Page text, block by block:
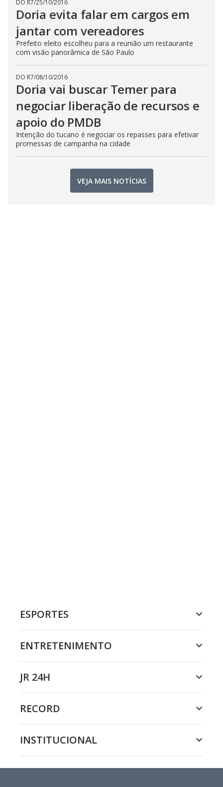
DO R7/25/10/2016
Doria evita falar em cargos em
jantar com vereadores
Prefeito eleito escolheu para a reunião um restaurante
com visão panorâmica de São Paulo
DO R7/08/10/2016
Doria vai buscar Temer para
negociar liberação de recursos e
apoio do PMDB
Intenção do tucano é negociar os repasses para efetivar
promessas de campanha na cidade
VEJA MAIS NOTÍCIAS
ESPORTES
ENTRETENIMENTO
JR 24H
RECORD
INSTITUCIONAL